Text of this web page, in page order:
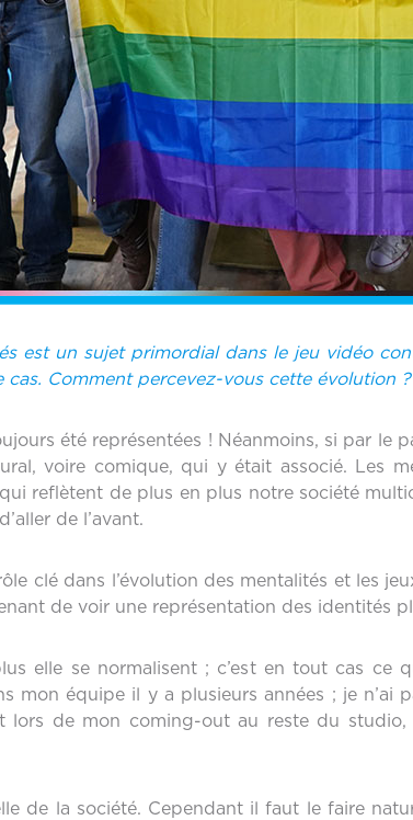
est un sujet primordial dans le jeu vidéo
cas. Comment percevez-vous cette évolution ?
été représentées ! Néanmoins, si par le
voire comique, qui y était associé. Les
reflètent de plus en plus notre société
de l’avant.
clé dans l’évolution des mentalités et les
de voir une représentation des identités
elle se normalisent ; c’est en tout cas ce
mon équipe il y a plusieurs années ; je n’ai
de mon coming-out au reste du studio,
de la société. Cependant il faut le faire